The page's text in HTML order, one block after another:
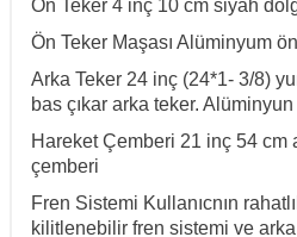
Ön Teker 4 inç 10 cm siyah
Ön Teker Maşası Alüminyum
Arka Teker 24 inç (24*1- 3/8)
bas çıkar arka teker. Alüminyun
Hareket Çemberi 21 inç 54 cm
çemberi
Fren Sistemi Kullanıcnın
kilitlenebilir fren sistemi ve arka